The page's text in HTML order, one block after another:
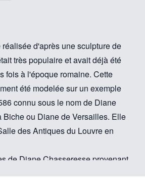
d'après une sculpture de
très populaire et avait déjà été
fois à l'époque romaine. Cette
été modelée sur un exemple
connu sous le nom de Diane
Biche ou Diane de Versailles. Elle
des Antiques du Louvre en
de Diane Chasseresse provenant